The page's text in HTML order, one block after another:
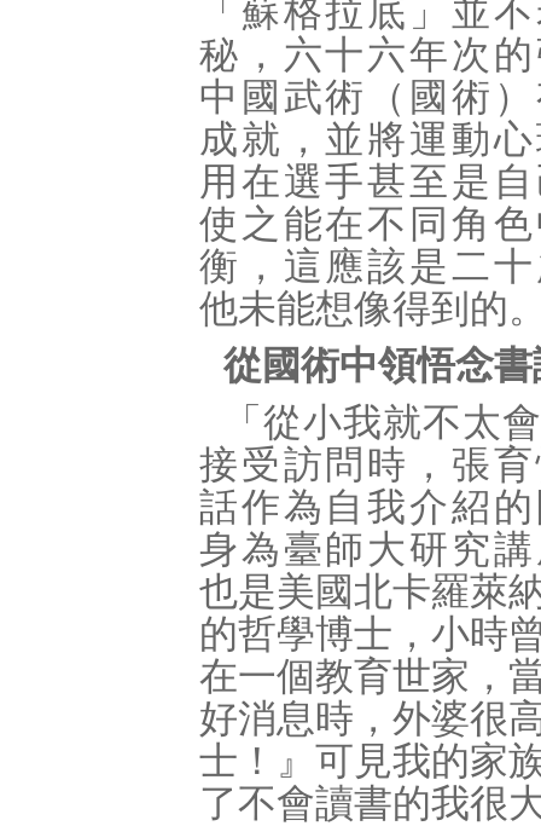
「蘇格拉底」並
秘，六十六年次
中國武術（國術
成就，並將運動
用在選手甚至是
使之能在不同角
衡，這應該是二
他未能想像得到的
從國術中領悟念
「從小我就不太
接受訪問時，張
話作為自我介紹
身為臺師大研究
也是美國北卡羅萊
的哲學博士，小時
在一個教育世家，
好消息時，外婆很
士！』可見我的家
了不會讀書的我很